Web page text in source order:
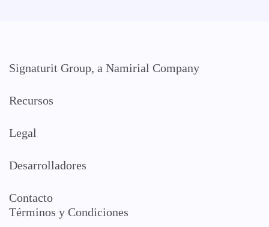
Signaturit Group, a Namirial Company
Recursos
Legal
Desarrolladores
Contacto
Términos y Condiciones